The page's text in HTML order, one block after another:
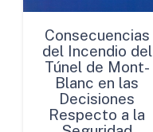
Consecuencias
del Incendio del
Túnel de Mont-
Blanc en las
Decisiones
Respecto a la